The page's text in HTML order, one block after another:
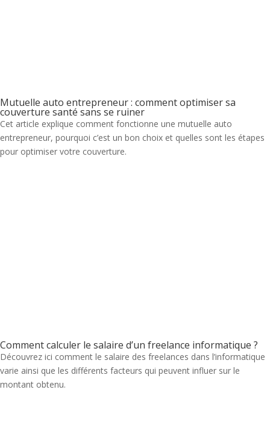
Mutuelle auto entrepreneur : comment optimiser sa
couverture santé sans se ruiner
Cet article explique comment fonctionne une mutuelle auto
entrepreneur, pourquoi c’est un bon choix et quelles sont les étapes
pour optimiser votre couverture.
Comment calculer le salaire d’un freelance informatique ?
Découvrez ici comment le salaire des freelances dans l’informatique
varie ainsi que les différents facteurs qui peuvent influer sur le
montant obtenu.